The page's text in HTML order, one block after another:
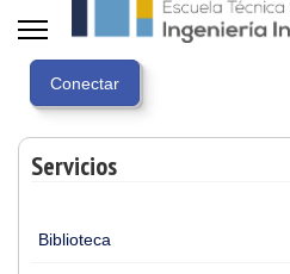
Servicios
Biblioteca